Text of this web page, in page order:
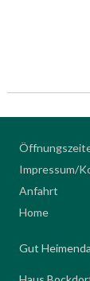
Impressum/
Anfahrt
Home
Gut